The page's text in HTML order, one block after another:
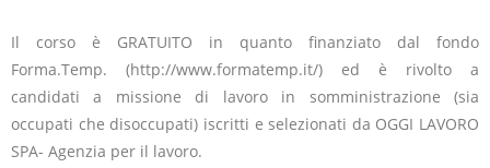
Il corso è GRATUITO in quanto finanziato dal fondo
Forma.Temp. (http://www.formatemp.it/) ed è rivolto a
candidati a missione di lavoro in somministrazione (sia
occupati che disoccupati) iscritti e selezionati da OGGI LAVORO
SPA- Agenzia per il lavoro.